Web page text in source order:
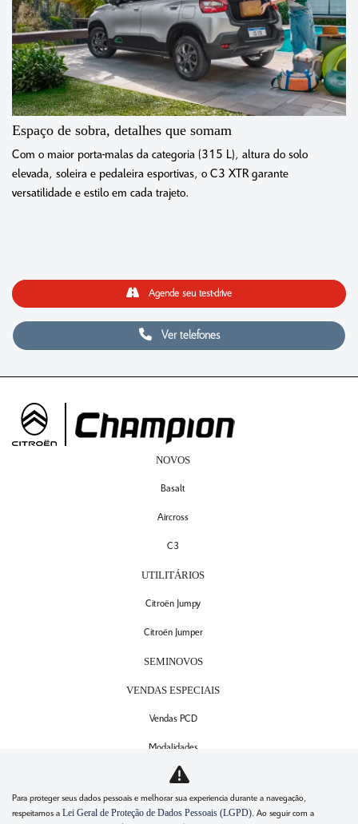
Espaço de sobra, detalhes que somam
Com o maior porta-malas da categoria (315 L), altura do solo
elevada, soleira e pedaleira esportivas, o C3 XTR garante
versatilidade e estilo em cada trajeto.
Ver telefones
Agende seu test-drive
NOVOS
Basalt
Aircross
C3
UTILITÁRIOS
Citroën Jumpy
Citroën Jumper
SEMINOVOS
VENDAS ESPECIAIS
Vendas PCD
Modalidades
SERVIÇOS
Agendamento de serviços
Para proteger seus dados pessoais e melhorar sua experiencia durante a navegação,
respeitamos a Lei Geral de Proteção de Dados Pessoais (LGPD). Ao seguir com a